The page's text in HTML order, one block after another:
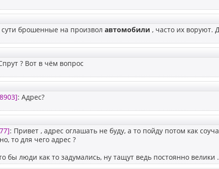
брошенные на произвол автомобили , часто их воруют.
? Вот в чём вопрос
: Адрес?
: Привет , адрес оглашать не буду, а то пойду потом как
то для чего адрес ?
бы люди как то задумались, ну тащут ведь постоянно велики